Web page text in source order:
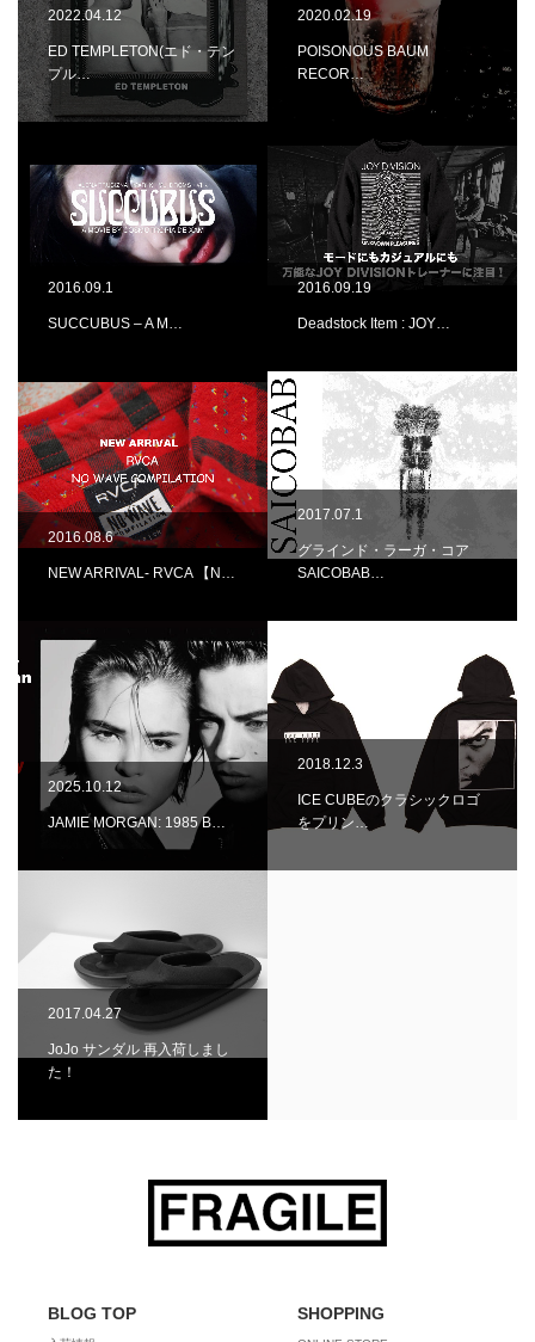
2022.04.12
ED TEMPLETON(エド・テン
プル…
2020.02.19
POISONOUS BAUM
RECOR…
2016.09.1
SUCCUBUS – A M…
2016.09.19
Deadstock Item : JOY…
2016.08.6
NEW ARRIVAL- RVCA 【N…
2017.07.1
グラインド・ラーガ・コア
SAICOBAB…
2025.10.12
JAMIE MORGAN: 1985 B…
2018.12.3
ICE CUBEのクラシックロゴ
をプリン…
2017.04.27
JoJo サンダル 再入荷しまし
た！
BLOG TOP SHOPPING